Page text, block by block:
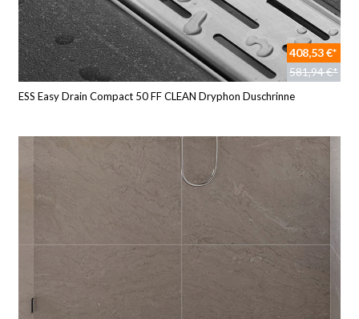
408,53 €*
581,94 €*
ESS Easy Drain Compact 50 FF CLEAN Dryphon Duschrinne